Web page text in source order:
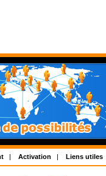
| Activation | Liens utiles